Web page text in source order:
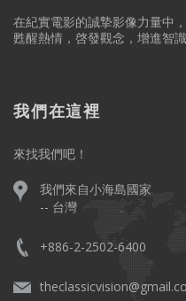
在紀實電影的誠摯影像力量中，
甦醒熱情，啓發觀念，增進智
我們在這裡
來找我們吧！
我們來自小海島國家
-- 台灣
+886-2-2502-6400